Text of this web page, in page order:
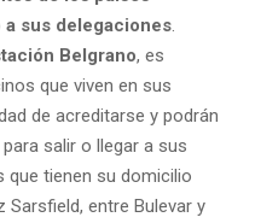
sus delegaciones
Belgrano, es
que viven en sus
de acreditarse y podrán
salir o llegar a sus
que tienen su domicilio
Sarsfield, entre Bulevar y